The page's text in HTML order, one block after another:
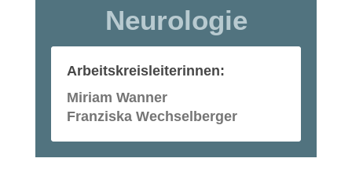
Neurologie
Arbeitskreisleiterinnen:
Miriam Wanner
Franziska Wechselberger